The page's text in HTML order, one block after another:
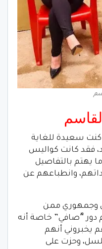
كنت سعيدة للغاية
فقد كانت كواليس
يهتم بالتفاصيل
وانطباعهم عن
وجمهوري ممن
“ًصافي” خاصة أنه
يخبروني أنهم
وحزت على